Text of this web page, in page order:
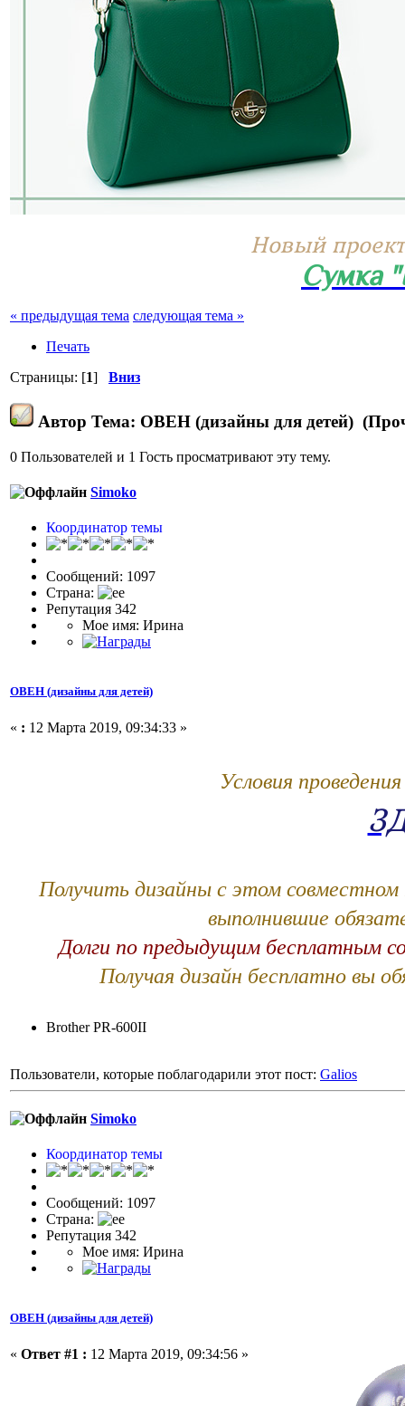
Новый
Сумка
« предыдущая тема следующая тема »
Печать
Страницы: [1] Вниз
Автор Тема: ОВЕН (дизайны для детей)
0 Пользователей и 1 Гость просматривают эту тему.
Simoko
Координатор темы
Сообщений: 1097
Страна:
Репутация 342
Мое имя: Ирина
ОВЕН (дизайны для детей)
« : 12 Марта 2019, 09:34:33 »
Условия
Получить дизайны с этом совместном
выполнившие
Долги по предыдущим бесплатным
Получая дизайн бесплатно вы
Brother PR-600II
Пользователи, которые поблагодарили этот пост: Galios
Simoko
Координатор темы
Сообщений: 1097
Страна:
Репутация 342
Мое имя: Ирина
ОВЕН (дизайны для детей)
« Ответ #1 : 12 Марта 2019, 09:34:56 »